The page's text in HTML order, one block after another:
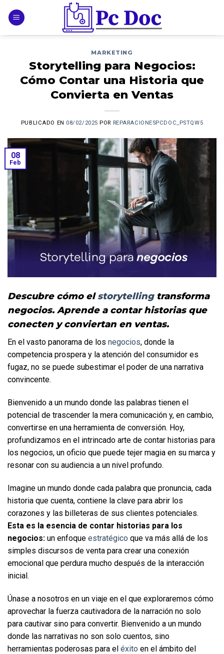
MARKETING
Storytelling para Negocios:
Cómo Contar una Historia que
Convierta en Ventas
PUBLICADO EN 08/02/2025 POR REPARACIONESPCDOC_PSTQW5
08
Feb
Descubre cómo el storytelling transforma
negocios. Aprende a contar historias que
conecten y conviertan en ventas.
En el vasto panorama de los negocios, donde la
competencia prospera y la atención del consumidor es
fugaz, no se puede subestimar el poder de una narrativa
convincente.
Bienvenido a un mundo donde las palabras tienen el
potencial de trascender la mera comunicación y, en cambio,
convertirse en una herramienta de conversión. Hoy,
profundizamos en el intrincado arte de contar historias para
los negocios, un oficio que puede tejer magia en su marca y
resonar con su audiencia a un nivel profundo.
Imagine un mundo donde cada palabra que pronuncia, cada
historia que cuenta, contiene la clave para abrir los
Esta es la esencia de contar historias para los
negocios: un enfoque estratégico que va más allá de los
simples discursos de venta para crear una conexión
emocional que perdura mucho después de la interacción
inicial.
Únase a nosotros en un viaje en el que exploraremos cómo
aprovechar la fuerza cautivadora de la narración no solo
para cautivar sino para convertir. Bienvenido a un mundo
donde las narrativas no son solo cuentos, sino
herramientas poderosas para el éxito en el ámbito del